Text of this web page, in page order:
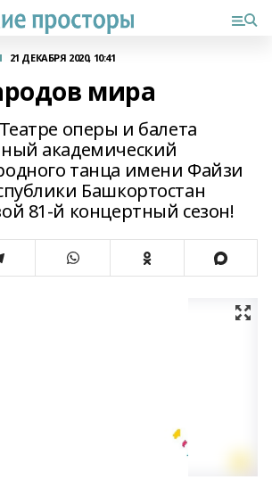
21 ДЕКАБРЯ 2020, 10:41
мира
оперы и балета
академический
танца имени Файзи
Башкортостан
81-й концертный сезон!